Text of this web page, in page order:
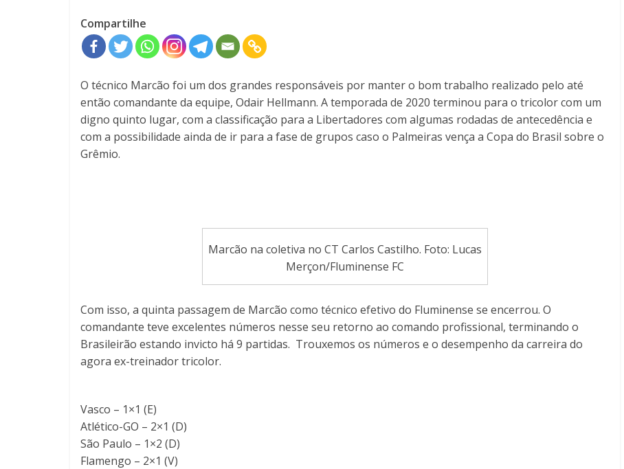
Compartilhe
O técnico Marcão foi um dos grandes responsáveis por manter o bom trabalho realizado pelo até
então comandante da equipe, Odair Hellmann. A temporada de 2020 terminou para o tricolor com um
digno quinto lugar, com a classificação para a Libertadores com algumas rodadas de antecedência e
com a possibilidade ainda de ir para a fase de grupos caso o Palmeiras vença a Copa do Brasil sobre o
Grêmio.
Marcão na coletiva no CT Carlos Castilho. Foto: Lucas
Merçon/Fluminense FC
Com isso, a quinta passagem de Marcão como técnico efetivo do Fluminense se encerrou. O
comandante teve excelentes números nesse seu retorno ao comando profissional, terminando o
Brasileirão estando invicto há 9 partidas. Trouxemos os números e o desempenho da carreira do
agora ex-treinador tricolor.
Vasco – 1×1 (E)
Atlético-GO – 2×1 (D)
São Paulo – 1×2 (D)
Flamengo – 2×1 (V)